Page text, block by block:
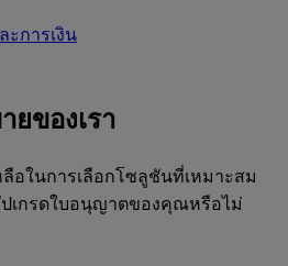
ะการเงิน
ของเรา
อในการเลือกโซลูชันที่เหมาะสม
เกรดใบอนุญาตของคุณหรือไม่